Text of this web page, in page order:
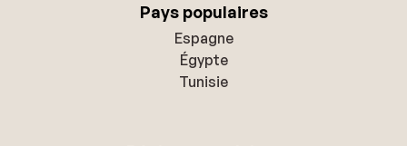
Pays populaires
Espagne
Égypte
Tunisie